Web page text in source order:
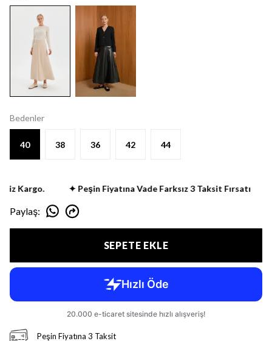
Bedenler
40 38 36 42 44
Kargo. ✦ Peşin Fiyatına Vade Farksız 3 Taksit Fırsatı
Paylaş:
SEPETE EKLE
Peşin Fiyatına 3 Taksit